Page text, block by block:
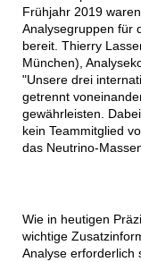
Frühjahr 2019
Analysegruppen für
bereit. Thierry
München),
"Unsere drei
getrennt
gewährleisten.
kein Teammitglied
das Neutrino-
Wie in heutigen
wichtige
Analyse erforderlich